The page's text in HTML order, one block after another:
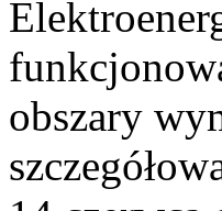
obszary